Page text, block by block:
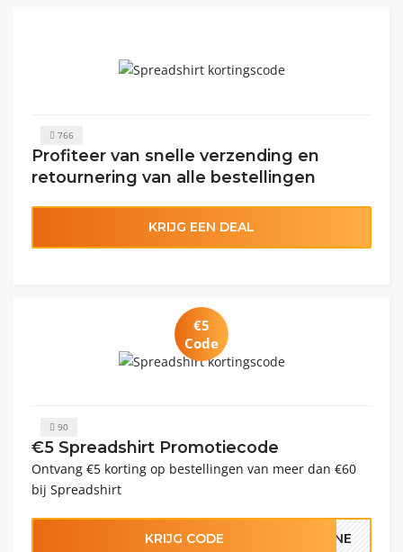
766
Profiteer van snelle verzending en
retournering van alle bestellingen
KRIJG EEN DEAL
€5
Code
90
€5 Spreadshirt Promotiecode
Ontvang €5 korting op bestellingen van meer dan €60
bij Spreadshirt
KRIJG CODE EINE